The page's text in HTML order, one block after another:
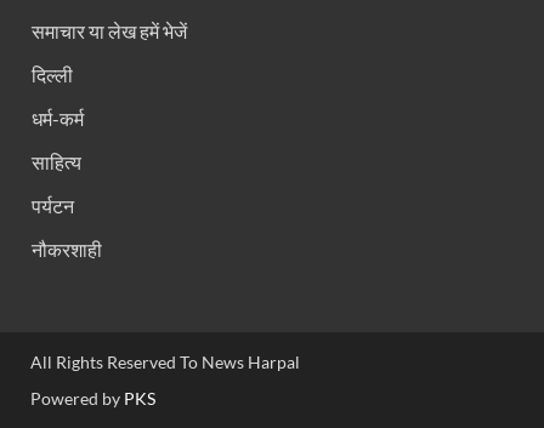
समाचार या लेख हमें भेजें
दिल्ली
धर्म-कर्म
साहित्य
पर्यटन
नौकरशाही
All Rights Reserved To News Harpal
Powered by PKS